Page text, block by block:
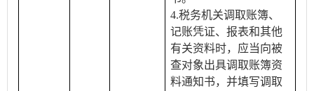
4.税务机关调取账簿、
记账凭证、报表和其他
有关资料时，应当向被
查对象出具调取账簿资
料通知书，并填写调取